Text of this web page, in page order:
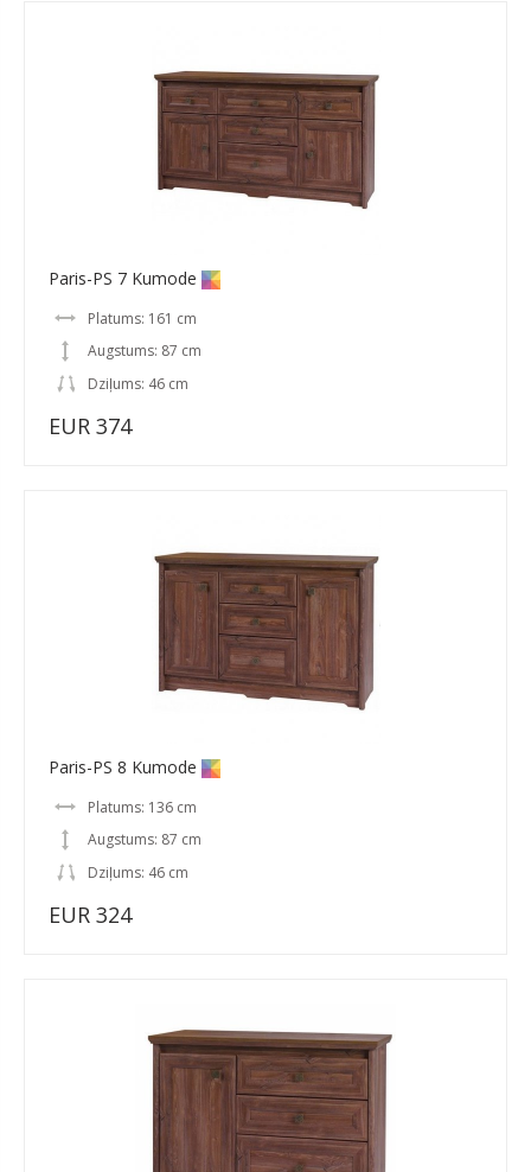
Paris-PS 7 Kumode
Platums: 161 cm
Augstums: 87 cm
Dziļums: 46 cm
EUR 374
Paris-PS 8 Kumode
Platums: 136 cm
Augstums: 87 cm
Dziļums: 46 cm
EUR 324